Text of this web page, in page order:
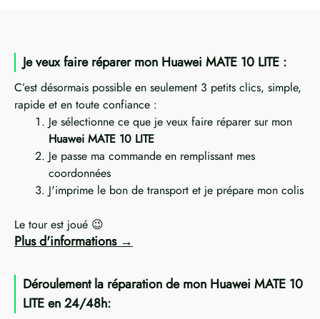
Je veux faire réparer mon Huawei MATE 10 LITE :
C’est désormais possible en seulement 3 petits clics, simple,
rapide et en toute confiance :
Je sélectionne ce que je veux faire réparer sur mon
Huawei MATE 10 LITE
Je passe ma commande en remplissant mes
coordonnées
J'imprime le bon de transport et je prépare mon colis
Le tour est joué 😉
Plus d'informations
Déroulement la réparation de mon Huawei MATE 10
LITE en 24/48h: